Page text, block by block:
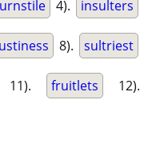
4). insulters
8). sultriest
11). fruitlets 12).